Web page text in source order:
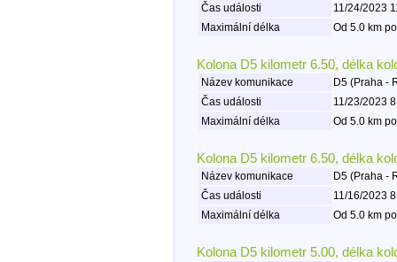
Čas události
11/24/2023
Maximální délka
Od 5.0 km
Kolona D5 kilometr 6.50, délka
Název komunikace
D5 (Praha -
Čas události
11/23/2023
Maximální délka
Od 5.0 km
Kolona D5 kilometr 6.50, délka
Název komunikace
D5 (Praha -
Čas události
11/16/2023
Maximální délka
Od 5.0 km
Kolona D5 kilometr 5.00, délka